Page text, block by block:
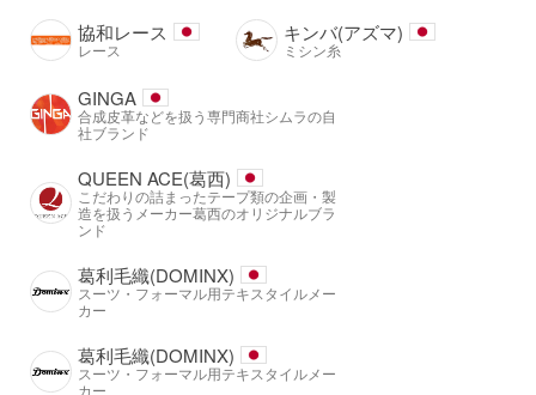
協和レース
レース
キンバ(アズマ)
ミシン糸
GINGA
合成皮革などを扱う専門商社シムラの自
社ブランド
QUEEN ACE(葛西)
こだわりの詰まったテープ類の企画・製
造を扱うメーカー葛西のオリジナルブラ
ンド
葛利毛織(DOMINX)
スーツ・フォーマル用テキスタイルメー
カー
葛利毛織(DOMINX)
スーツ・フォーマル用テキスタイルメー
カー